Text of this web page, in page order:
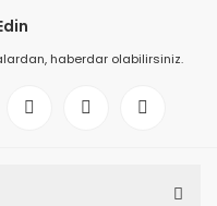
haberdar olabilirsiniz.